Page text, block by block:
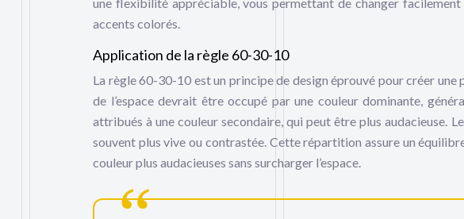
accents colorés.
Application de la règle 60-30-10
La règle 60-30-10 est un principe de design éprouvé pour créer
de l’espace devrait être occupé par une couleur dominante,
attribués à une couleur secondaire, qui peut être plus audacieuse.
souvent plus vive ou contrastée. Cette répartition assure un
couleur plus audacieuses sans surcharger l’espace.